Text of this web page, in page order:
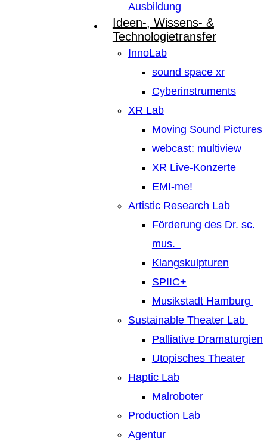
Ausbildung
Ideen-, Wissens- &
Technologietransfer
InnoLab
sound space xr
Cyberinstruments
XR Lab
Moving Sound Pictures
webcast: multiview
XR Live-Konzerte
EMI-me!
Artistic Research Lab
Förderung des Dr. sc.
mus.
Klangskulpturen
SPIIC+
Musikstadt Hamburg
Sustainable Theater Lab
Palliative Dramaturgien
Utopisches Theater
Haptic Lab
Malroboter
Production Lab
Agentur